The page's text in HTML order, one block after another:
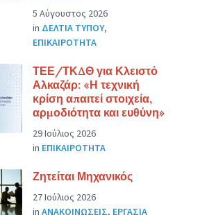
5 Αύγουστος 2026
in ΔΕΛΤΙΑ ΤΥΠΟΥ,
ΕΠΙΚΑΙΡΟΤΗΤΑ
ΤΕΕ/ΤΚΔΘ για Κλειστό
Αλκαζάρ: «Η τεχνική
κρίση απαιτεί στοιχεία,
αρμοδιότητα και ευθύνη»
29 Ιούλιος 2026
in ΕΠΙΚΑΙΡΟΤΗΤΑ
Ζητείται Μηχανικός
27 Ιούλιος 2026
inΑΝΑΚΟΙΝΩΣΕΙΣ, ΕΡΓΑΣΙΑ